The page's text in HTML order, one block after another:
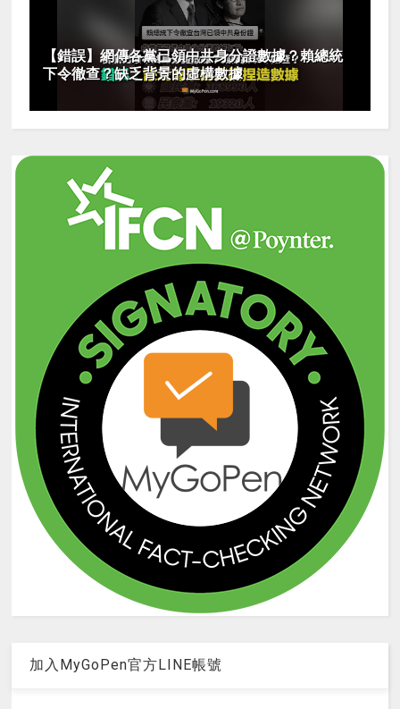
【錯誤】網傳各黨已領中共身分證數據？賴總統
下令徹查？缺乏背景的虛構數據
加入MyGoPen官方LINE帳號